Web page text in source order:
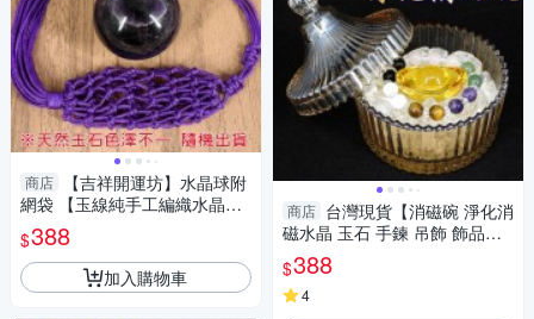
商店
【吉祥開運坊】水晶球附
網袋 【玉線純手工編織水晶球
網袋 有附水晶球 有多色可供選
擇 可吊掛】
$388
加入購物車
商店 台灣現貨【消磁碗 淨化消
磁水晶 玉石 手鍊 吊飾 飾品等
附白水晶300公克 元寶 已淨
化】
$388
4